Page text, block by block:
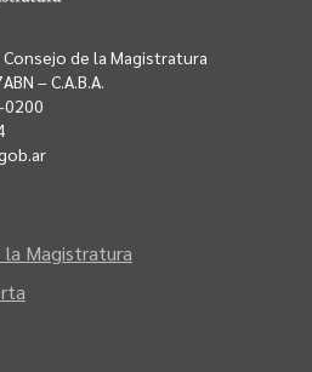
de la Magistratura
– C.A.B.A.
0200
la Magistratura